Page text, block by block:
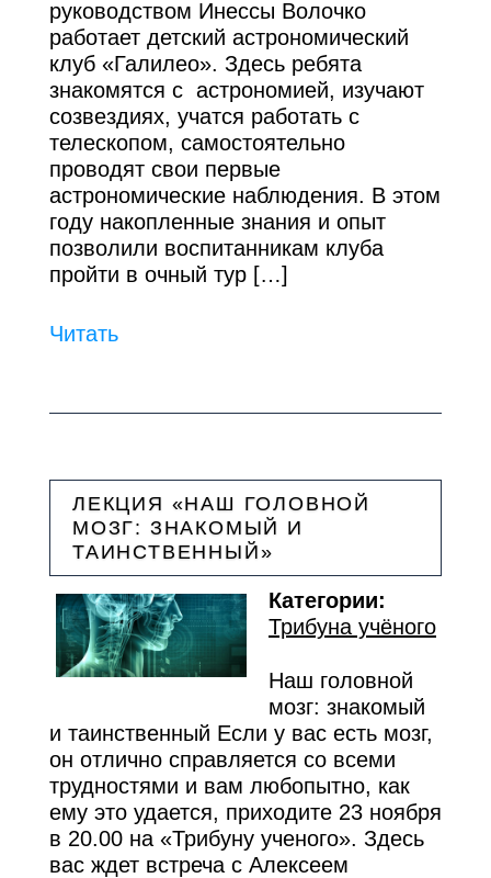
руководством Инессы Волочко
работает детский астрономический
клуб «Галилео». Здесь ребята
знакомятся с астрономией, изучают
созвездиях, учатся работать с
телескопом, самостоятельно
проводят свои первые
астрономические наблюдения. В этом
году накопленные знания и опыт
позволили воспитанникам клуба
пройти в очный тур […]
Читать
ЛЕКЦИЯ «НАШ ГОЛОВНОЙ
МОЗГ: ЗНАКОМЫЙ И
ТАИНСТВЕННЫЙ»
Категории:
Трибуна учёного
Наш головной
мозг: знакомый
и таинственный Если у вас есть мозг,
он отлично справляется со всеми
трудностями и вам любопытно, как
ему это удается, приходите 23 ноября
в 20.00 на «Трибуну ученого». Здесь
вас ждет встреча с Алексеем